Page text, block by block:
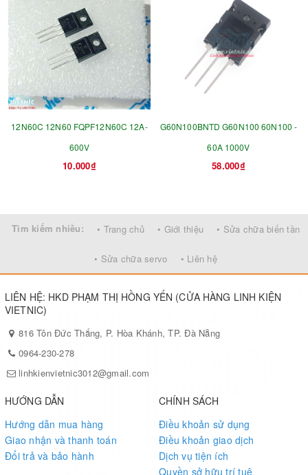
12N60C 12N60 FQPF12N60C 12A-
600V
10.000₫
G60N100BNTD G60N100 60N100 -
60A 1000V
58.000₫
Tìm kiếm nhiều: • Trang chủ • Giới thiệu • Sửa chữa biến tần
• Sửa chữa servo • Liên hệ
LIÊN HỆ: HKD PHẠM THỊ HỒNG YẾN (CỬA HÀNG LINH KIỆN
VIETNIC)
816 Tôn Đức Thắng, P. Hòa Khánh, TP. Đà Nẵng
0964-230-278
linhkienvietnic3012@gmail.com
HƯỚNG DẪN
Hướng dẫn mua hàng
Giao nhận và thanh toán
Đổi trả và bảo hành
CHÍNH SÁCH
Điều khoản sử dụng
Điều khoản giao dịch
Dịch vụ tiện ích
Quyền sở hữu trí tuệ